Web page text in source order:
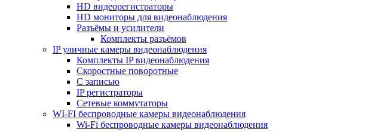
HD видеорегистраторы
HD мониторы для видеонаблюдения
Разъёмы и усилители
Комплекты разъёмов
IP уличные камеры видеонаблюдения
Комплекты IP видеонаблюдения
Скоростные поворотные
С записью
IP регистраторы
Сетевые коммутаторы
WI-FI беспроводные камеры видеонаблюдения
Wi-Fi беспроводные камеры видеонаблюдения